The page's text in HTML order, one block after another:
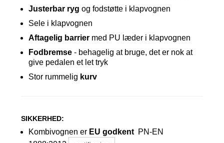
Justerbar ryg og fodstøtte i klapvognen
Sele i klapvognen
Aftagelig barrier med PU læder i klapvognen
Fodbremse - behagelig at bruge, det er nok at
give pedalen et let tryk
Stor rummelig kurv
SIKKERHED:
Kombivognener EU godkent PN-EN